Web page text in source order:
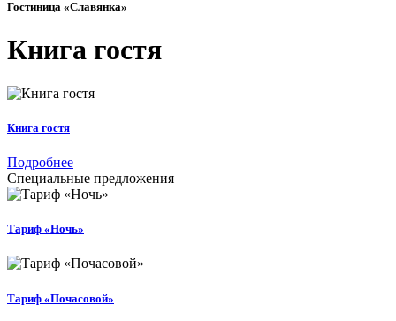
Гостиница «Славянка»
Книга гостя
Книга гостя
Подробнее
Специальные предложения
Тариф «Ночь»
Тариф «Почасовой»